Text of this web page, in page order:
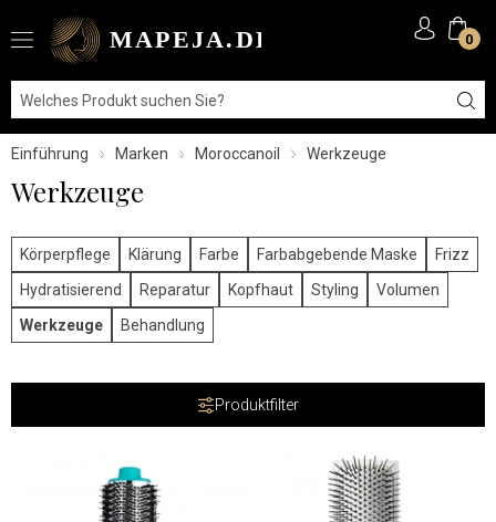
0
Einführung Marken Moroccanoil Werkzeuge
Werkzeuge
Körperpflege Klärung Farbe Farbabgebende Maske
Frizz
Hydratisierend
Reparatur Kopfhaut Styling
Volumen
Werkzeuge
Behandlung
Produktfilter